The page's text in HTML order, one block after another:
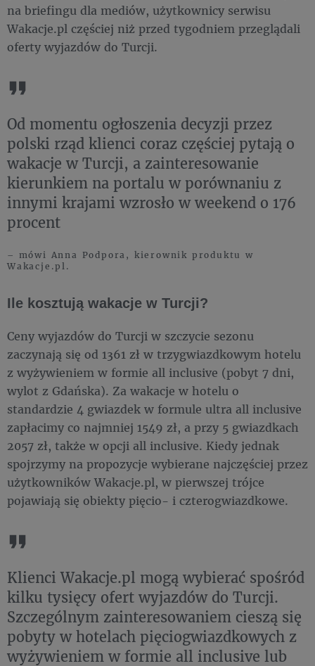
na briefingu dla mediów, użytkownicy serwisu
Wakacje.pl częściej niż przed tygodniem przeglądali
oferty wyjazdów do Turcji.
Od momentu ogłoszenia decyzji przez
polski rząd klienci coraz częściej pytają o
wakacje w Turcji, a zainteresowanie
kierunkiem na portalu w porównaniu z
innymi krajami wzrosło w weekend o 176
procent
– mówi Anna Podpora, kierownik produktu w
Wakacje.pl.
Ile kosztują wakacje w Turcji?
Ceny wyjazdów do Turcji w szczycie sezonu
zaczynają się od 1361 zł w trzygwiazdkowym hotelu
z wyżywieniem w formie all inclusive (pobyt 7 dni,
wylot z Gdańska). Za wakacje w hotelu o
standardzie 4 gwiazdek w formule ultra all inclusive
zapłacimy co najmniej 1549 zł, a przy 5 gwiazdkach
2057 zł, także w opcji all inclusive. Kiedy jednak
spojrzymy na propozycje wybierane najczęściej przez
użytkowników Wakacje.pl, w pierwszej trójce
pojawiają się obiekty pięcio- i czterogwiazdkowe.
Klienci Wakacje.pl mogą wybierać spośród
kilku tysięcy ofert wyjazdów do Turcji.
Szczególnym zainteresowaniem cieszą się
pobyty w hotelach pięciogwiazdkowych z
wyżywieniem w formie all inclusive lub